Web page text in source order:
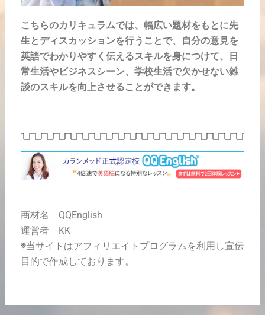
こちらのカリキュラムでは、幅広い題材をもとに先
生とディスカッションを行うことで、自分の意見を
英語でわかりやすく伝えるスキルを身につけて、日
常生活やビジネスシーン、学校生活で欠かせない雑
談のスキルを向上させることができます。
商材名 QQEnglish
運営者 KK
※当サイトはアフィリエイトプログラムを利用し宣伝
目的で作成しております。